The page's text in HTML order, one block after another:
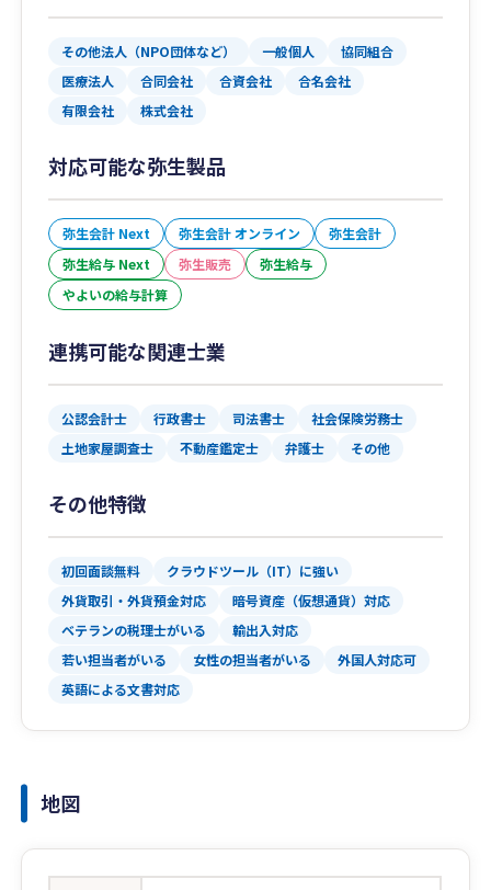
その他法人（NPO団体など） 一般個人
協同組合
医療法人
合同会社 合資会社
合名会社
有限会社
株式会社
対応可能な弥生製品
弥生会計 Next 弥生会計 オンライン
弥生会計
弥生給与 Next
弥生販売
弥生給与
やよいの給与計算
連携可能な関連士業
公認会計士 行政書士 司法書士
社会保険労務士
土地家屋調査士
不動産鑑定士 弁護士 その他
その他特徴
初回面談無料
クラウドツール（IT）に強い
外貨取引・外貨預金対応
暗号資産（仮想通貨）対応
ベテランの税理士がいる
輸出入対応
若い担当者がいる
女性の担当者がいる
外国人対応可
英語による文書対応
地図